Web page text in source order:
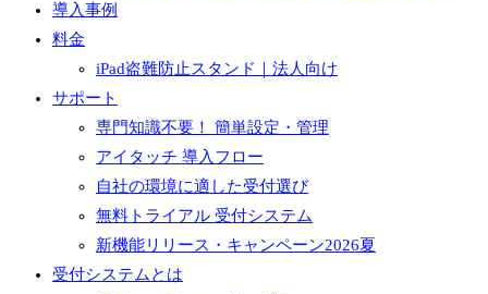
導入事例
料金
iPad盗難防止スタンド｜法人向け
サポート
専門知識不要！ 簡単設定・管理
アイタッチ 導入フロー
自社の環境に適した受付選び
無料トライアル 受付システム
新機能リリース・キャンペーン2026夏
受付システムとは